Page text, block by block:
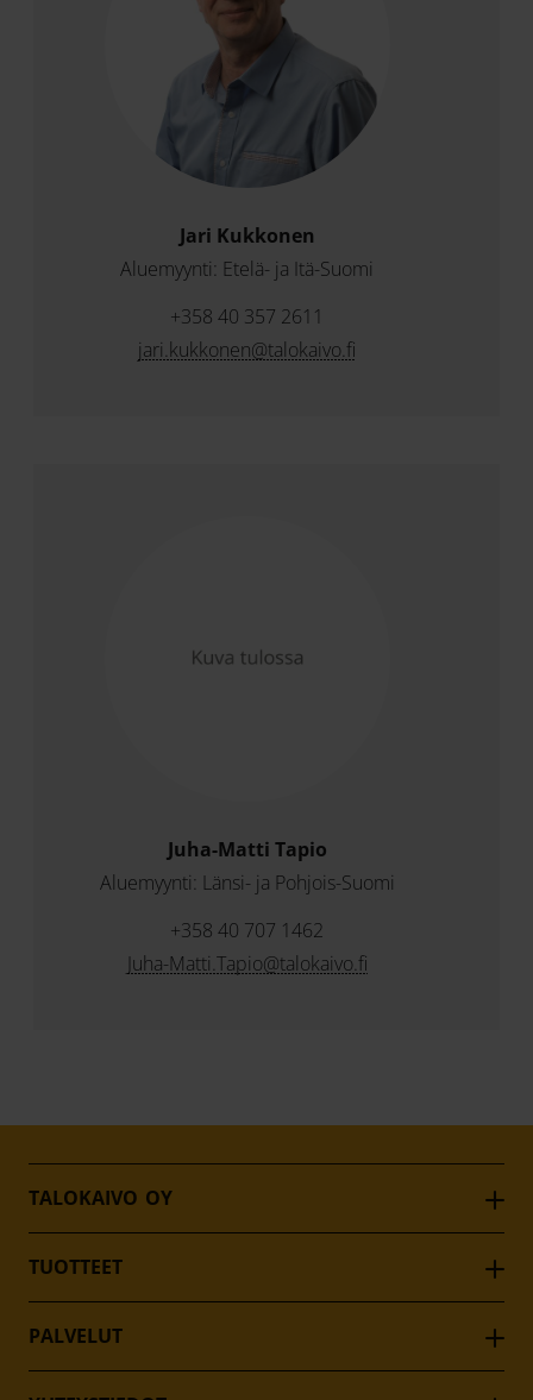
Jari Kukkonen
Aluemyynti: Etelä- ja Itä-Suomi
+358 40 357 2611
jari.kukkonen@talokaivo.fi
Juha-Matti Tapio
Aluemyynti: Länsi- ja Pohjois-Suomi
+358 40 707 1462
Juha-Matti.Tapio@talokaivo.fi
TALOKAIVO OY
Talokaivo on suomalainen muovituotteita valmistava
yritys. Talokaivo suunnittelee, valmistaa ja myy kaivoja,
huoltopalveluita pumppaamoille, erottimille ja
muovihitsauskoneille, sekä auttaa kohteiden
TUOTTEET
Kaivot
Pumppaamot
Erottimet
PALVELUT
Pumppaamoseuranta